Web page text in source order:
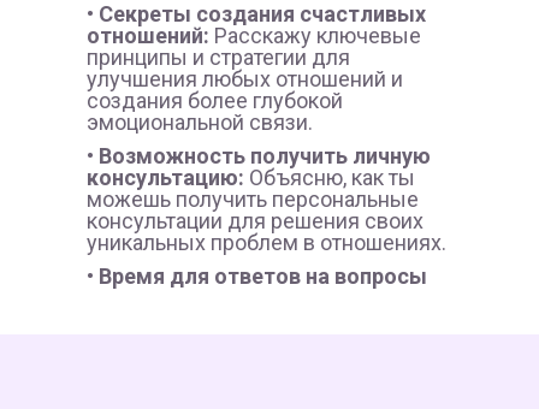
• Время для ответов на вопросы
• Возможность получить личную
консультацию: Объясню, как ты
можешь получить персональные
консультации для решения своих
уникальных проблем в отношениях.
• Секреты создания счастливых
отношений: Расскажу ключевые
принципы и стратегии для
улучшения любых отношений и
создания более глубокой
эмоциональной связи.